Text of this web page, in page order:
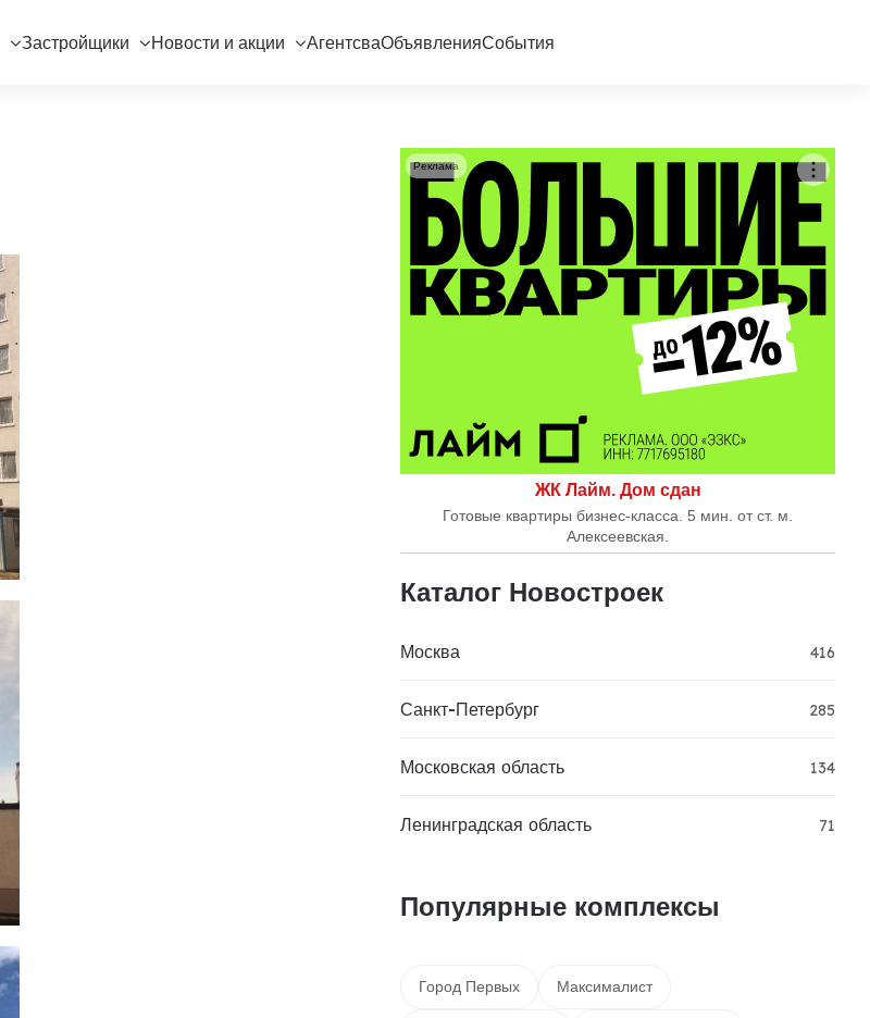
Застройщики Новости и акции АгентсваОбъявленияСобытия
ЖК Лайм. Дом сдан
Готовые квартиры бизнес-класса. 5 мин. от ст. м.
Алексеевская.
Реклама
Каталог Новостроек
Москва 416
Санкт-Петербург 285
Московская область 134
Ленинградская область 71
Популярные комплексы
Город Первых Максималист